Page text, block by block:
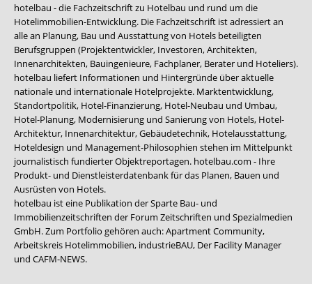
hotelbau - die Fachzeitschrift zu Hotelbau und rund um die
Hotelimmobilien-Entwicklung. Die Fachzeitschrift ist adressiert an
alle an Planung, Bau und Ausstattung von Hotels beteiligten
Berufsgruppen (Projektentwickler, Investoren, Architekten,
Innenarchitekten, Bauingenieure, Fachplaner, Berater und Hoteliers).
hotelbau liefert Informationen und Hintergründe über aktuelle
nationale und internationale Hotelprojekte. Marktentwicklung,
Standortpolitik, Hotel-Finanzierung, Hotel-Neubau und Umbau,
Hotel-Planung, Modernisierung und Sanierung von Hotels, Hotel-
Architektur, Innenarchitektur, Gebäudetechnik, Hotelausstattung,
Hoteldesign und Management-Philosophien stehen im Mittelpunkt
journalistisch fundierter Objektreportagen. hotelbau.com - Ihre
Produkt- und Dienstleisterdatenbank für das Planen, Bauen und
Ausrüsten von Hotels.
hotelbau ist eine Publikation der Sparte Bau- und
Immobilienzeitschriften der Forum Zeitschriften und Spezialmedien
GmbH. Zum Portfolio gehören auch:Apartment Community,
Arbeitskreis Hotelimmobilien, industrieBAU, Der Facility Manager
und CAFM-NEWS.